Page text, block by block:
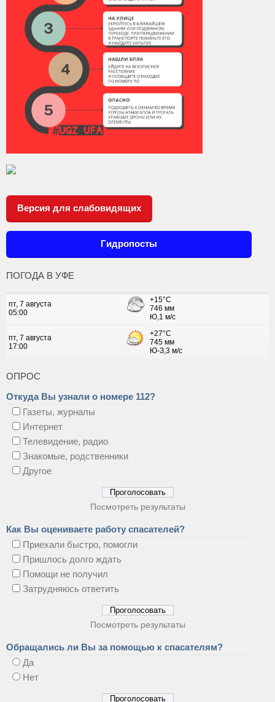
Версия для слабовидящих
Гидропосты
ПОГОДА В УФЕ
ОПРОС
Откуда Вы узнали о номере 112?
Газеты, журналы
Интернет
Телевидение, радио
Знакомые, родственники
Другое
Посмотреть результаты
Как Вы оцениваете работу спасателей?
Приехали быстро, помогли
Пришлось долго ждать
Помощи не получил
Затрудняюсь ответить
Посмотреть результаты
Обращались ли Вы за помощью к спасателям?
Да
Нет